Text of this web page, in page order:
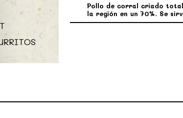
Pollo de corral criado
la región en un 70%. Se